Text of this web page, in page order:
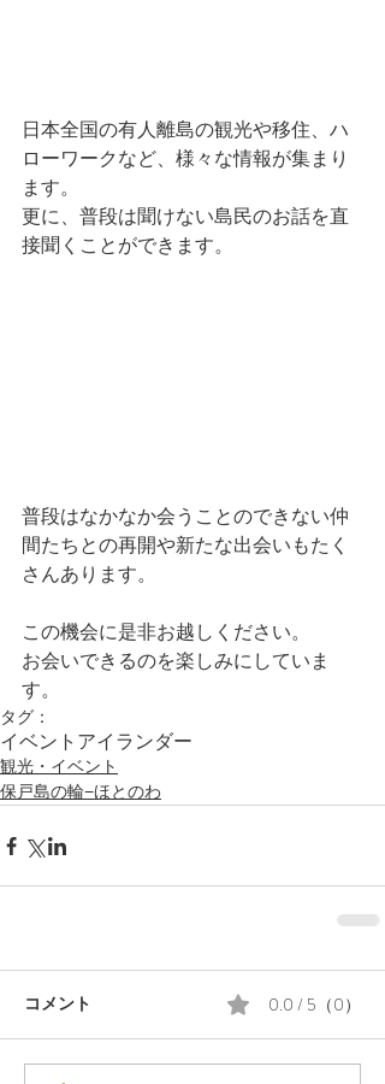
日本全国の有人離島の観光や移住、ハ
ローワークなど、様々な情報が集まり
ます。
更に、普段は聞けない島民のお話を直
接聞くことができます。
普段はなかなか会うことのできない仲
間たちとの再開や新たな出会いもたく
さんあります。
この機会に是非お越しください。
お会いできるのを楽しみにしていま
す。
タグ：
イベント アイランダー
観光・イベント
保戸島の輪−ほとのわ
コメント 0.0 / 5（0）